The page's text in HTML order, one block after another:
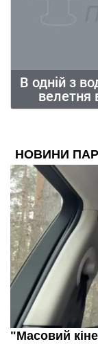
В одній з
велетня